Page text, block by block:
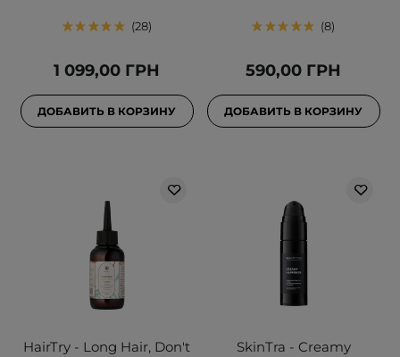
28
1 099,00 ГРН
ДОБАВИТЬ В КОРЗИНУ
8
590,00 ГРН
ДОБАВИТЬ В КОРЗИНУ
HairTry - Long Hair, Don't
SkinTra - Creamy